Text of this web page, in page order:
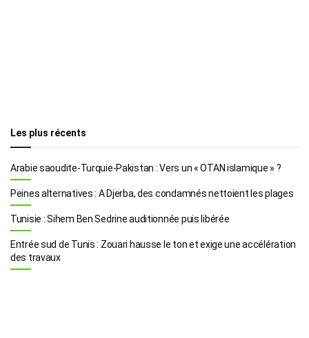
Les plus récents
Arabie saoudite-Turquie-Pakistan : Vers un « OTAN islamique » ?
Peines alternatives : A Djerba, des condamnés nettoient les plages
Tunisie : Sihem Ben Sedrine auditionnée puis libérée
Entrée sud de Tunis : Zouari hausse le ton et exige une accélération
des travaux